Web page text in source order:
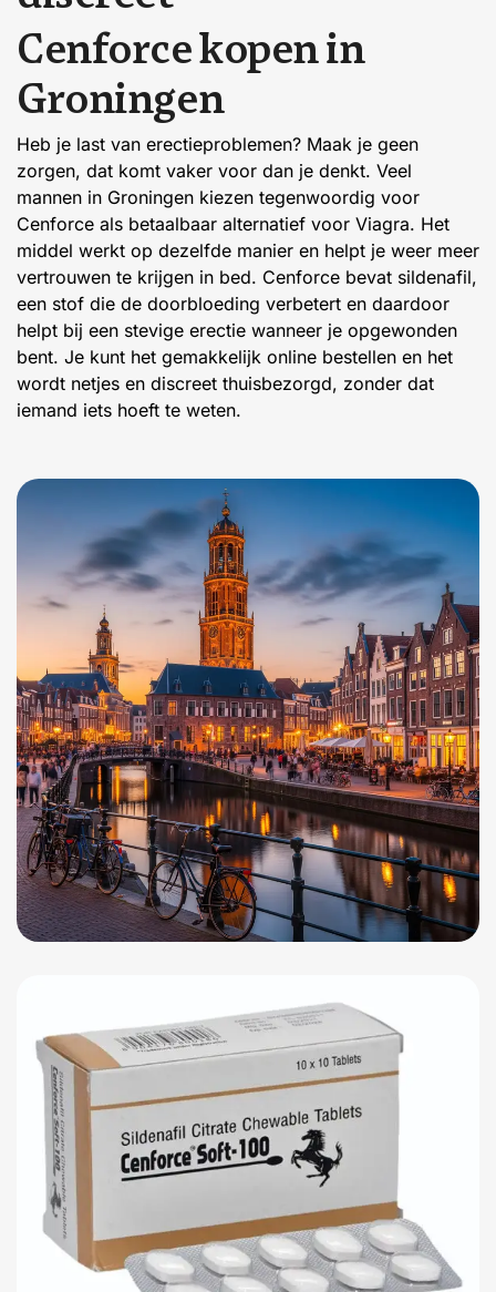
Cenforcekopenin
Groningen
Heb je last van erectieproblemen? Maak je geen
zorgen, dat komt vaker voor dan je denkt. Veel
mannen in Groningen kiezen tegenwoordig voor
Cenforce als betaalbaar alternatief voor Viagra. Het
middel werkt op dezelfde manier en helpt je weer meer
vertrouwen te krijgen in bed. Cenforce bevat sildenafil,
een stof die de doorbloeding verbetert en daardoor
helpt bij een stevige erectie wanneer je opgewonden
bent. Je kunt het gemakkelijk online bestellen en het
wordt netjes en discreet thuisbezorgd, zonder dat
iemand iets hoeft te weten.